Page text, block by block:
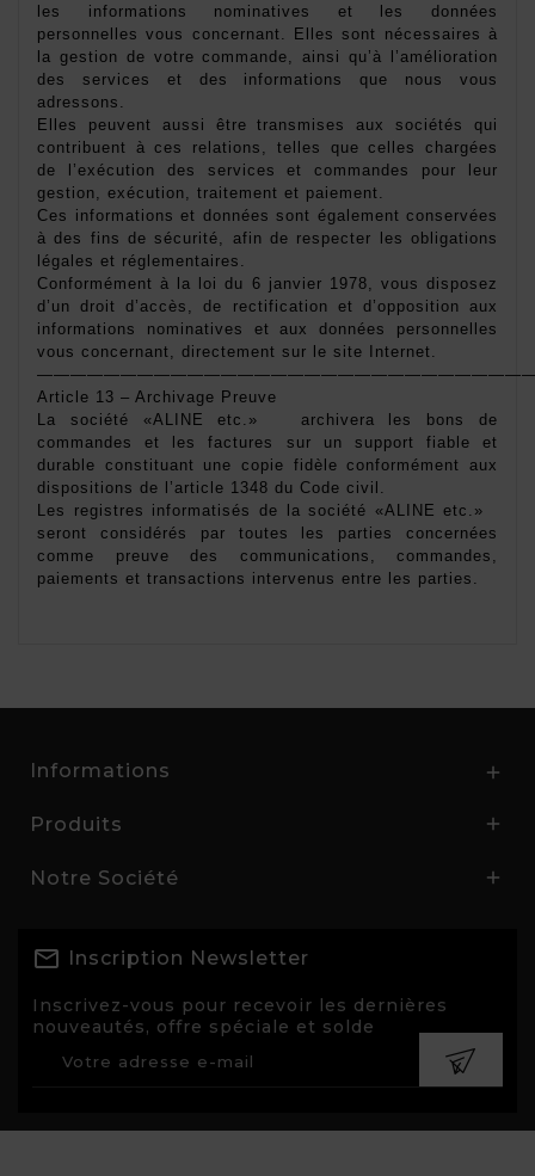
les informations nominatives et les données
personnelles vous concernant. Elles sont nécessaires à
la gestion de votre commande, ainsi qu’à l’amélioration
des services et des informations que nous vous
adressons.
Elles peuvent aussi être transmises aux sociétés qui
contribuent à ces relations, telles que celles chargées
de l’exécution des services et commandes pour leur
gestion, exécution, traitement et paiement.
Ces informations et données sont également conservées
à des fins de sécurité, afin de respecter les obligations
légales et réglementaires.
Conformément à la loi du 6 janvier 1978, vous disposez
d’un droit d’accès, de rectification et d’opposition aux
informations nominatives et aux données personnelles
vous concernant, directement sur le site Internet.
Article 13 – Archivage Preuve
La société «ALINE etc.»   archivera les bons de
commandes et les factures sur un support fiable et
durable constituant une copie fidèle conformément aux
dispositions de l’article 1348 du Code civil.
Les registres informatisés de la société «ALINE etc.»
seront considérés par toutes les parties concernées
comme preuve des communications, commandes,
paiements et transactions intervenus entre les parties.
Informations 
Produits 
Notre Société 
Inscription Newsletter
Inscrivez-vous pour recevoir les dernières
nouveautés, offre spéciale et solde